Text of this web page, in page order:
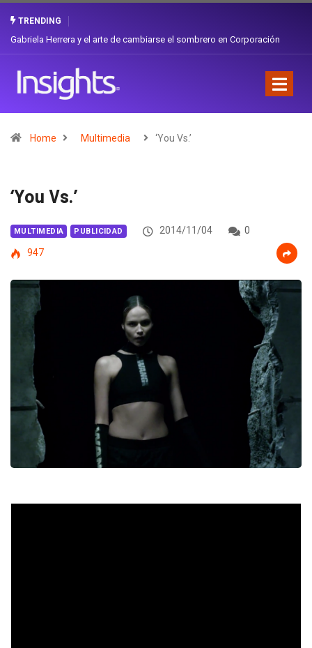
TRENDING
¿Cambiar de agencia mejora una marca? La discusión que atraviesa a
Home Multimedia ‘You Vs.’
‘You Vs.’
MULTIMEDIA PUBLICIDAD 2014/11/04
0
947